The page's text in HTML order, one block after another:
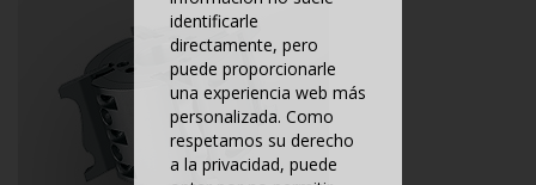
identificarle
directamente, pero
puede proporcionarle
una experiencia web más
personalizada. Como
respetamos su derecho
a la privacidad, puede